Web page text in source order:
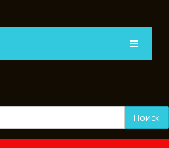
Поиск